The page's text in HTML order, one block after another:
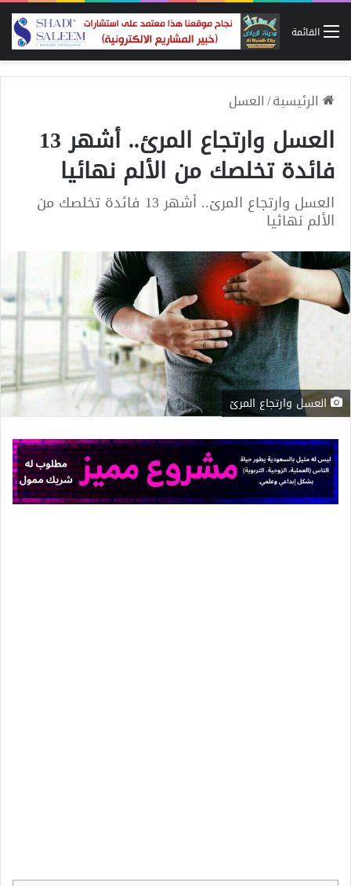
القائمة
الرئيسية/العسل
العسل وارتجاع المرئ.. أشهر 13
فائدة تخلصك من الألم نهائيا
العسل وارتجاع المرئ.. أشهر 13 فائدة تخلصك من
الألم نهائيا
العسل وارتجاع المرئ